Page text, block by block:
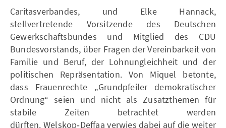
Caritasverbandes, und Elke Hannack,
stellvertretende Vorsitzende des Deutschen
Gewerkschaftsbundes und Mitglied des CDU
Bundesvorstands, über Fragen der Vereinbarkeit von
Familie und Beruf, der Lohnungleichheit und der
politischen Repräsentation. Von Miquel betonte,
dass Frauenrechte „Grundpfeiler demokratischer
Ordnung“ seien und nicht als Zusatzthemen für
stabile Zeiten betrachtet werden
dürften. Welskop‑Deffaa verwies dabei auf die weiter